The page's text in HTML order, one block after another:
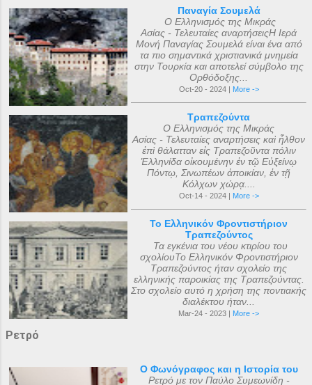
Παναγία Σουμελά
Ο Ελληνισμός της Μικράς
Ασίας - Τελευταίες αναρτήσειςΗ Ιερά
Μονή Παναγίας Σουμελά είναι ένα από
τα πιο σημαντικά χριστιανικά μνημεία
στην Τουρκία και αποτελεί σύμβολο της
Ορθόδοξης...
Oct-20 - 2024 | More ->
Τραπεζούντα
Ο Ελληνισμός της Μικράς
Ασίας - Τελευταίες αναρτήσεις καὶ ἦλθον
ἐπὶ θάλατταν εἰς Τραπεζοῦντα πόλιν
Ἑλληνίδα οἰκουμένην ἐν τῷ Εὐξείνῳ
Πόντῳ, Σινωπέων ἀποικίαν, ἐν τῇ
Κόλχων χώρᾳ....
Oct-14 - 2024 | More ->
Το Ελληνικόν Φροντιστήριον
Τραπεζούντος
Τα εγκένια του νέου κτιρίου του
σχολίουΤο Ελληνικόν Φροντιστήριον
Τραπεζούντος ήταν σχολείο της
ελληνικής παροικίας της Τραπεζούντας.
Στο σχολείο αυτό η χρήση της ποντιακής
διαλέκτου ήταν...
Mar-24 - 2023 | More ->
Ρετρό
Ο Φωνόγραφος και η Ιστορία του
Ρετρό με τον Παύλο Συμεωνίδη -